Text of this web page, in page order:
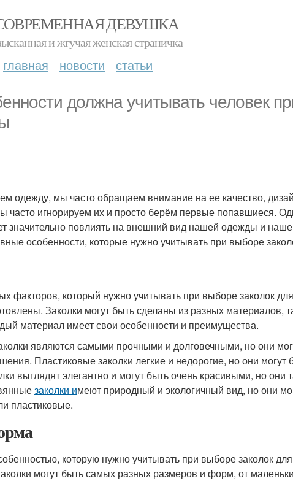
ДЕВУШКА
и жгучая женская страничка
главная новости статьи
должна учитывать человек
одежду, мы часто обращаем внимание на ее качество,
часто игнорируем их и просто берём первые попавшиеся.
значительно повлиять на внешний вид нашей одежды и наше
особенности, которые нужно учитывать при выборе
факторов, который нужно учитывать при выборе заколок
Заколки могут быть сделаны из разных материалов,
материал имеет свои особенности и преимущества.
являются самыми прочными и долговечными, но они
Пластиковые заколки легкие и недорогие, но они
выглядят элегантно и могут быть очень красивыми, но они
заколки имеют природный и экологичный вид, но они
пластиковые.
которую нужно учитывать при выборе заколок
могут быть самых разных размеров и форм, от